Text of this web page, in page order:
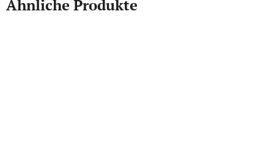
Ähnliche Produkte